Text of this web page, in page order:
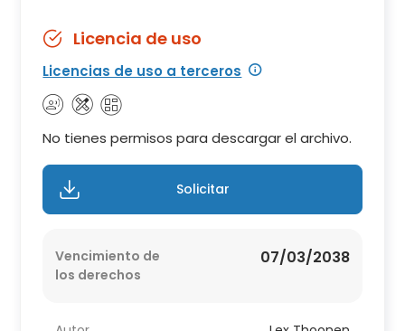
Licencia de uso
Licencias de uso a terceros
No tienes permisos para descargar el archivo.
Solicitar
Vencimiento de
los derechos
07/03/2038